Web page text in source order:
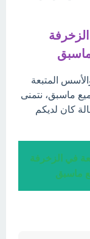
ماسبق
المتبعة
ماسبق، نتمنى
كان لديكم
في الزخرفة
ماسبق